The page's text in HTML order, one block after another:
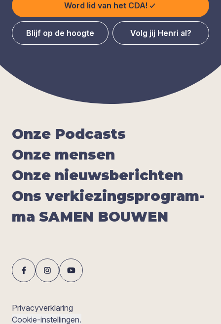
Word lid van het CDA!
Blijf op de hoogte Volg jij Henri al?
Onze Pod­casts
Onze men­sen
Onze nieuws­be­rich­ten
Ons ver­kie­zings­pro­gram­
ma SAMEN BOU­WEN
Privacyverklaring
Cookie-instellingen.